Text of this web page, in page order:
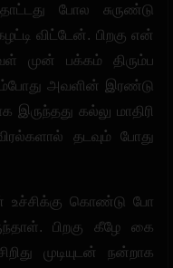
போல சுருண்டு
விட்டேன். பிறகு என்
முன் பக்கம் திரும்ப
அவளின் இரண்டு
கல்லு மாதிரி
தடவும் போது
கொண்டு போ
பிறகு கீழே கை
முடியுடன் நன்றாக